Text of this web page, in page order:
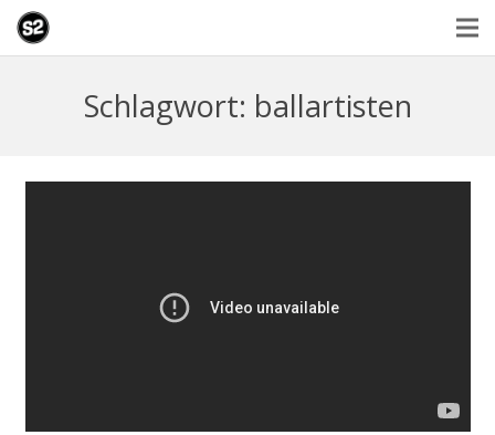
Schlagwort: ballartisten